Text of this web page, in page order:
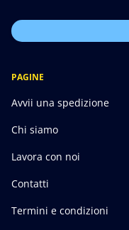
PAGINE
Avvii una spedizione
Chi siamo
Lavora con noi
Contatti
Termini e condizioni